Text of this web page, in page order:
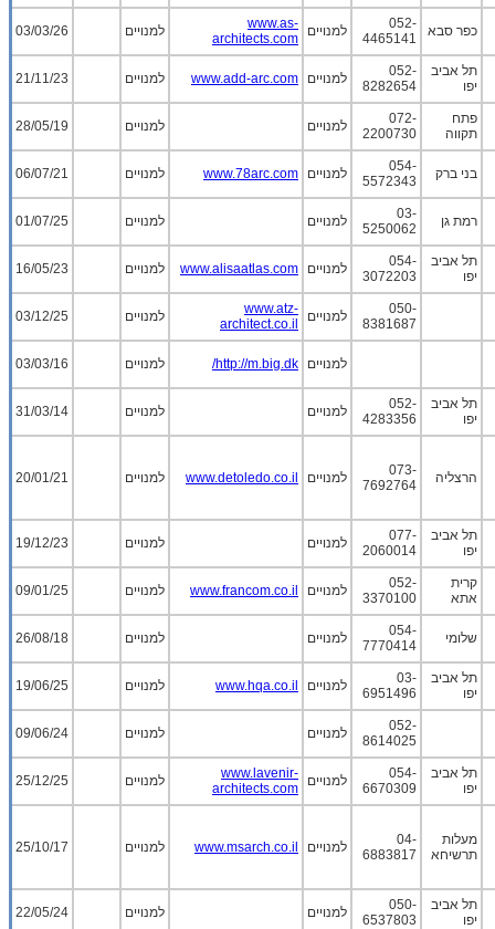
כפר סבא
052-
4465141
למנויים
www.as-
architects.com
למנויים 03/03/26
תל אביב
יפו
052-
8282654
למנויים www.add-arc.com למנויים 21/11/23
פתח
תקווה
072-
2200730
למנויים למנויים 28/05/19
בני ברק
054-
5572343
למנויים www.78arc.com למנויים 06/07/21
רמת גן
03-
5250062
למנויים למנויים 01/07/25
תל אביב
יפו
054-
3072203
למנויים www.alisaatlas.com למנויים 16/05/23
050-
8381687
למנויים
www.atz-
architect.co.il
למנויים 03/12/25
למנויים http://m.big.dk/ למנויים 03/03/16
תל אביב
יפו
052-
4283356
למנויים למנויים 31/03/14
הרצליה
073-
7692764
למנויים www.detoledo.co.il למנויים 20/01/21
תל אביב
יפו
077-
2060014
למנויים למנויים 19/12/23
קרית
אתא
052-
3370100
למנויים www.francom.co.il למנויים 09/01/25
שלומי
054-
7770414
למנויים למנויים 26/08/18
תל אביב
יפו
03-
6951496
למנויים www.hqa.co.il למנויים 19/06/25
052-
8614025
למנויים למנויים 09/06/24
תל אביב
יפו
054-
6670309
למנויים
www.lavenir-
architects.com
למנויים 25/12/25
מעלות
תרשיחא
04-
6883817
למנויים www.msarch.co.il למנויים 25/10/17
תל אביב
יפו
050-
6537803
למנויים למנויים 22/05/24